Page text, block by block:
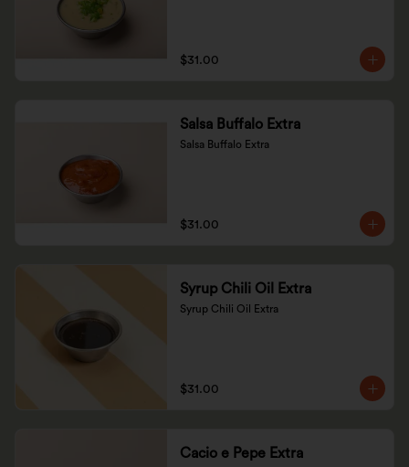
$31.00
Salsa Buffalo Extra
Salsa Buffalo Extra
$31.00
Syrup Chili Oil Extra
Syrup Chili Oil Extra
$31.00
Cacio e Pepe Extra